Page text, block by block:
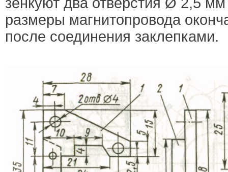
размеры магнитопровода
после соединения заклепками.